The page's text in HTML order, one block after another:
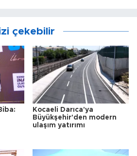
çekebilir
Kocaeli Darıca'ya
Büyükşehir'den modern
ulaşım yatırımı